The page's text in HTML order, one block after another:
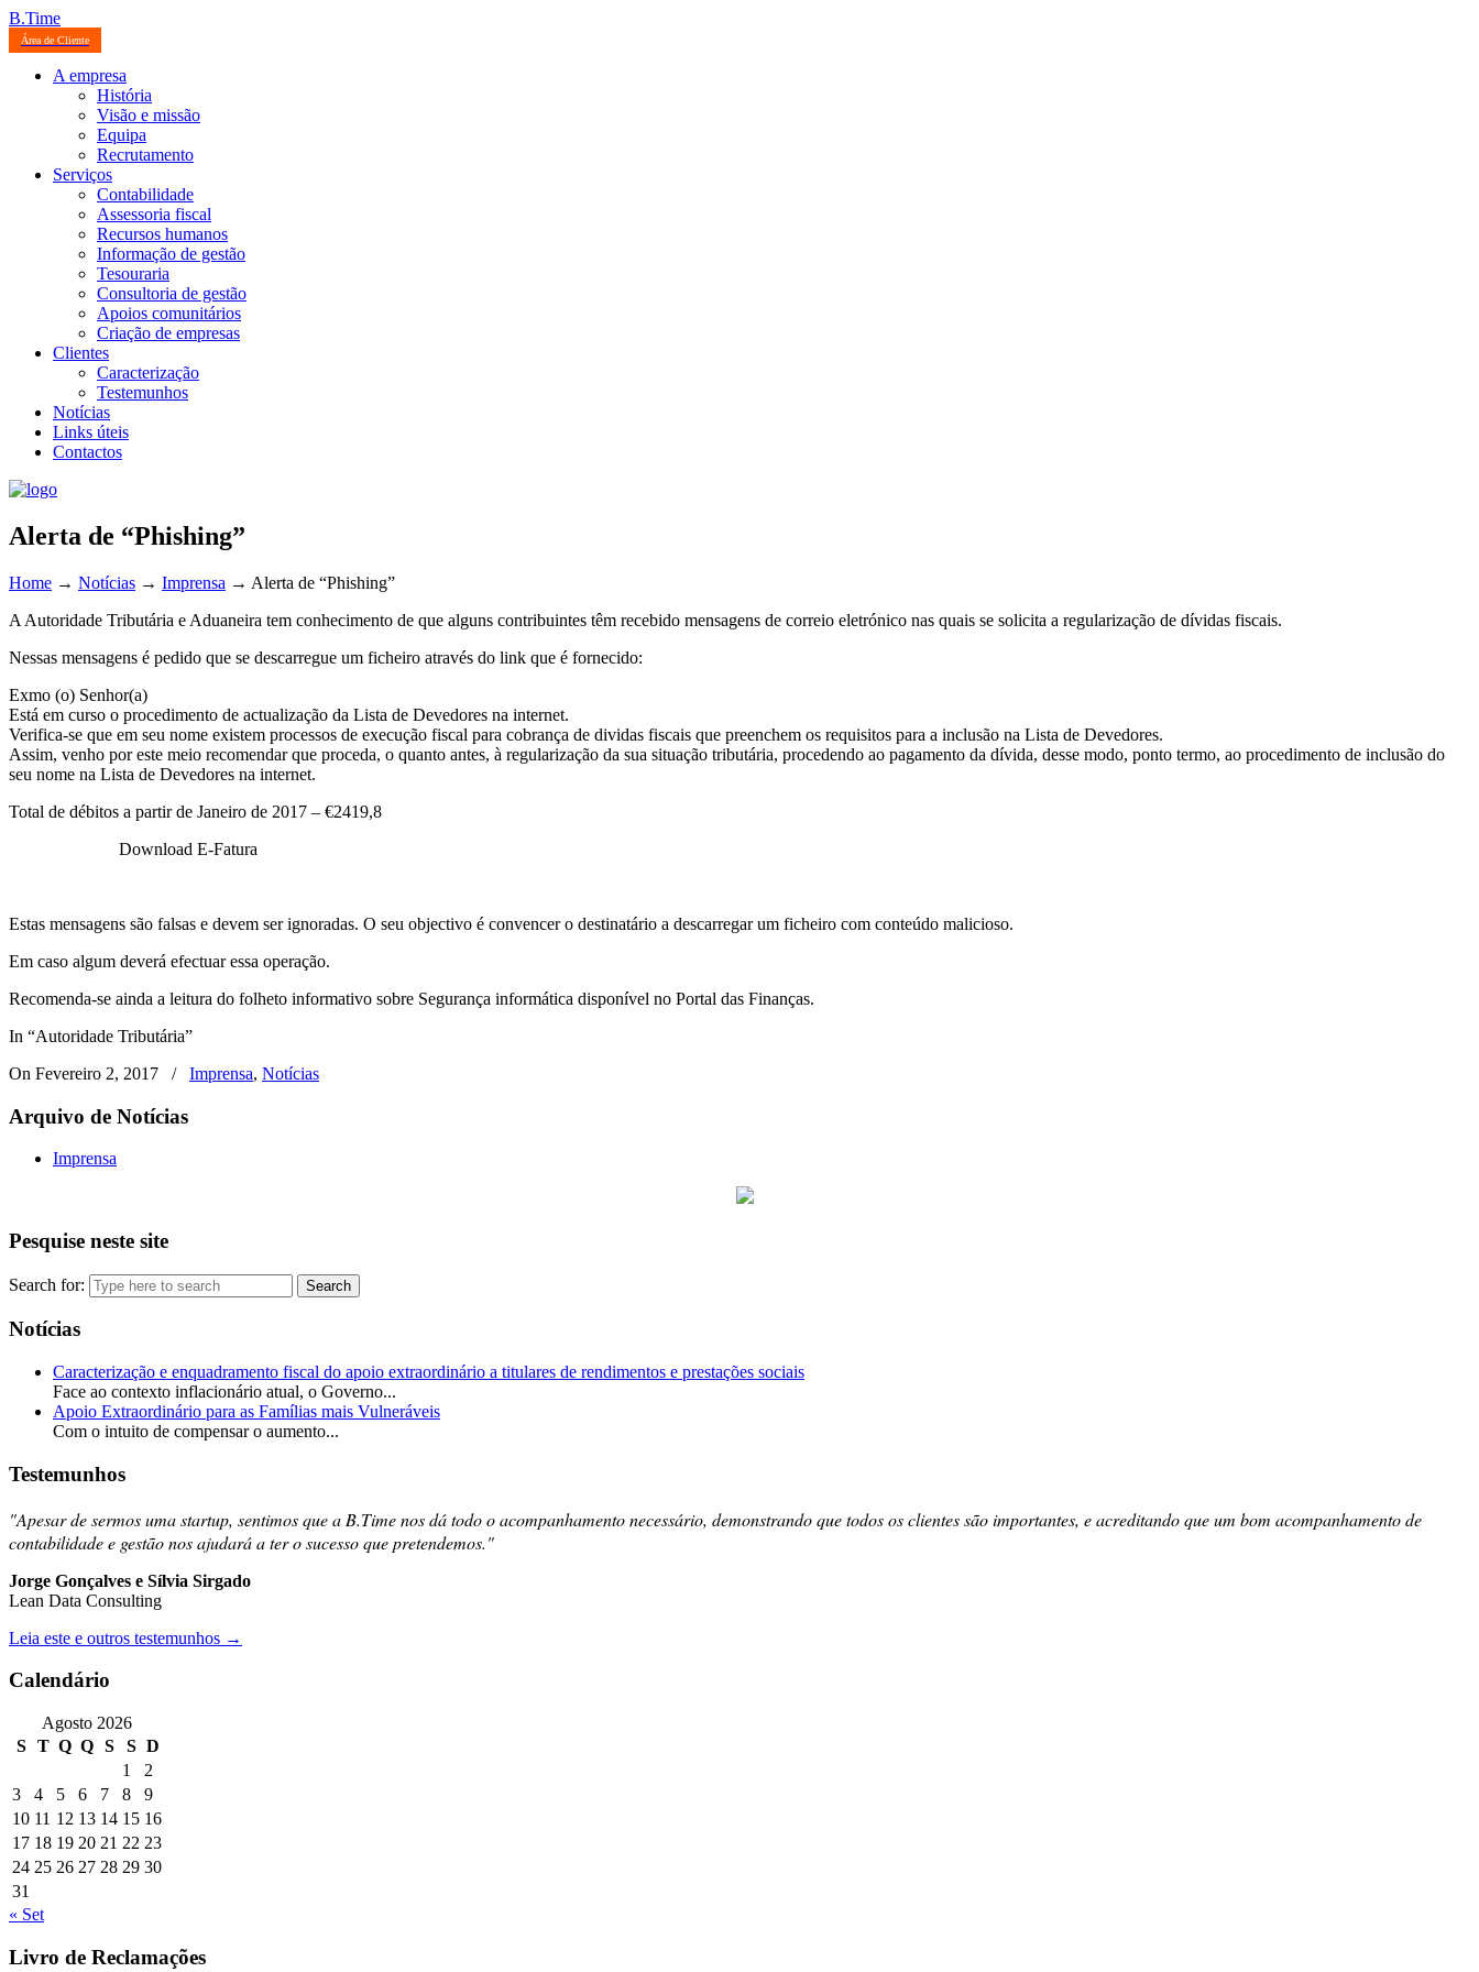
B.Time
Área de Cliente
A empresa
História
Visão e missão
Equipa
Recrutamento
Serviços
Contabilidade
Assessoria fiscal
Recursos humanos
Informação de gestão
Tesouraria
Consultoria de gestão
Apoios comunitários
Criação de empresas
Clientes
Caracterização
Testemunhos
Notícias
Links úteis
Contactos
Alerta de “Phishing”
Home → Notícias → Imprensa → Alerta de “Phishing”
A Autoridade Tributária e Aduaneira tem conhecimento de que alguns contribuintes têm recebido mensagens de correio eletrónico nas quais se solicita a regularização de dívidas fiscais.
Nessas mensagens é pedido que se descarregue um ficheiro através do link que é fornecido:
Exmo (o) Senhor(a)
Está em curso o procedimento de actualização da Lista de Devedores na internet.
Verifica-se que em seu nome existem processos de execução fiscal para cobrança de dividas fiscais que preenchem os requisitos para a inclusão na Lista de Devedores.
Assim, venho por este meio recomendar que proceda, o quanto antes, à regularização da sua situação tributária, procedendo ao pagamento da dívida, desse modo, ponto termo, ao procedimento de inclusão do
seu nome na Lista de Devedores na internet.
Total de débitos a partir de Janeiro de 2017 – €2419,8
Download E-Fatura
Estas mensagens são falsas e devem ser ignoradas. O seu objectivo é convencer o destinatário a descarregar um ficheiro com conteúdo malicioso.
Em caso algum deverá efectuar essa operação.
Recomenda-se ainda a leitura do folheto informativo sobre Segurança informática disponível no Portal das Finanças.
In “Autoridade Tributária”
On Fevereiro 2, 2017
/ Imprensa, Notícias
Arquivo de Notícias
Imprensa
Pesquise neste site
Search for:
Notícias
Caracterização e enquadramento fiscal do apoio extraordinário a titulares de rendimentos e prestações sociais
Face ao contexto inflacionário atual, o Governo...
Apoio Extraordinário para as Famílias mais Vulneráveis
Com o intuito de compensar o aumento...
Testemunhos
"Apesar de sermos uma startup, sentimos que a B.Time nos dá todo o acompanhamento necessário, demonstrando que todos os clientes são importantes, e acreditando que um bom acompanhamento de
contabilidade e gestão nos ajudará a ter o sucesso que pretendemos."
Jorge Gonçalves e Sílvia Sirgado
Lean Data Consulting
Leia este e outros testemunhos →
Calendário
Agosto 2026
S
T Q Q S S D
1
2
3
4 5 6 7 8
9
10 11 12 13 14 15 16
17 18 19 20 21 22 23
24 25 26 27 28 29 30
31
« Set
Livro de Reclamações